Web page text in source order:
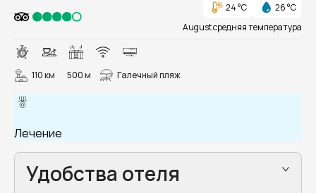
24 °C
26 °C
August средняя температура
110 км 500 м Галечный пляж
Лечение
Удобства отеля